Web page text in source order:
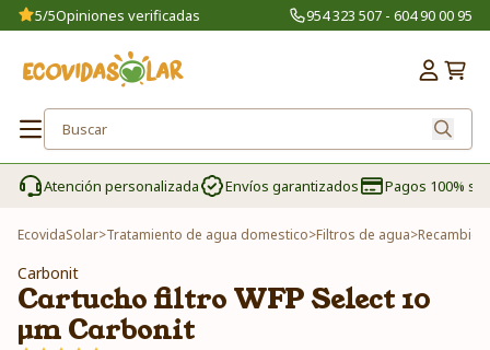
5/5Opiniones verificadas 954 323 507 - 604 90 00 95
Atención personalizada Envíos garantizados Pagos 100%
EcovidaSolar>Tratamiento de agua domestico>Filtros de agua>
Carbonit
Cartucho filtro WFP Select 10
µm Carbonit